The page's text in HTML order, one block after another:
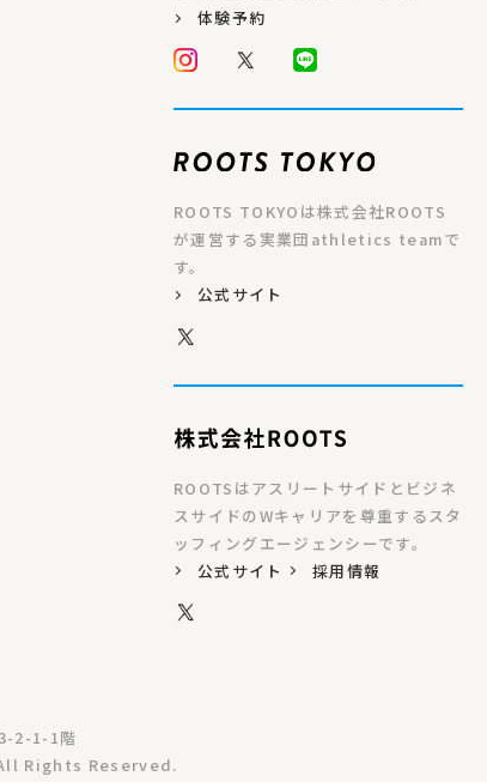
体験予約
ROOTS TOKYOは株式会社ROOTS
が運営する実業団athletics teamで
す。
公式サイト
ROOTSはアスリートサイドとビジネ
スサイドのWキャリアを尊重するスタ
ッフィングエージェンシーです。
公式サイト
採用情報
2-1-1階
Rights Reserved.